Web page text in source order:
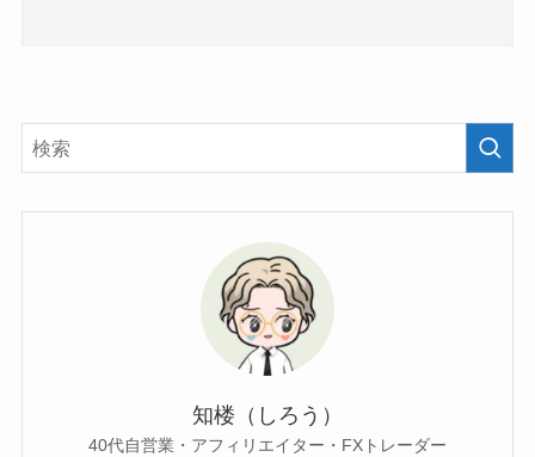
知楼（しろう）
40代自営業・アフィリエイター・FXトレーダー